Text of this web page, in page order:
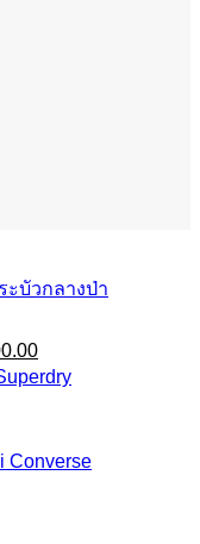
ะบัวกลางป่า
Current
price
is:
Converse